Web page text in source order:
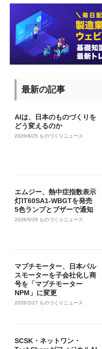
最新の記事
AIは、日本のものづくりを
どう変えるのか
2026/6/25 ものづくりニュース
エムジー、熱中症指数表示
灯IT60SA1-WBGTを発売
5色ランプとブザーで通知
2026/5/29 ものづくりニュース
マブチモーター、日本パル
スモーターを子会社化し商
号を「マブチモーター
NPM」に変更
2026/2/27 ものづくりニュース
SCSK・ネットワン・